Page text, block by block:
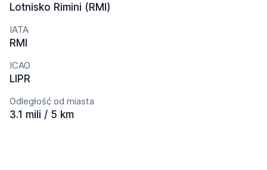
Lotnisko Rimini (RMI)
IATA
RMI
ICAO
LIPR
Odległość od miasta
3.1 mili / 5 km